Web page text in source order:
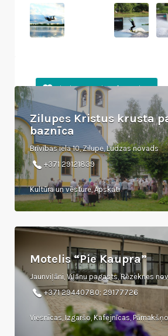
Zilupes Kristus krusta
baznīca
Brīvības iela 10, Zilupe, Ludzas novads
+371 29121839
Kultūra un vēsture, Apskati
Motelis “Pie Kaupra”
Jaunviļāni, Viļānu pagasts, Rēzeknes
+371 29440780; 29177726
Viesnīcas, Izgaršo, Kafejnīcas, Pārnakšņo